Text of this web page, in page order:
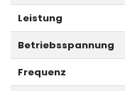
Leistung
Betriebsspannung
Frequenz